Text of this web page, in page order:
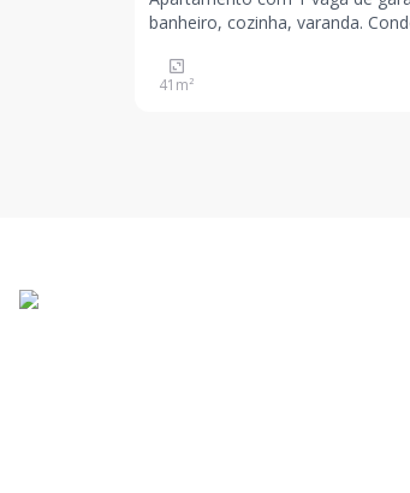
banheiro, cozinha, varanda. Condomínio:.R$835,69
41 m²